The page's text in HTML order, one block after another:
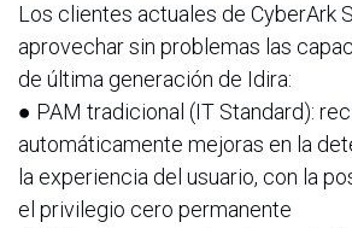
Los clientes actuales de CyberArk
aprovechar sin problemas las
de última generación de Idira:
● PAM tradicional (IT Standard):
automáticamente mejoras en la
la experiencia del usuario, con la
el privilegio cero permanente